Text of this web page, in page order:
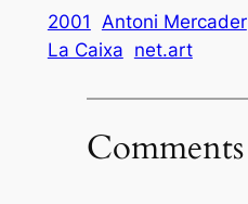
2001 Antoni Mercader
La Caixa net.art
Comments